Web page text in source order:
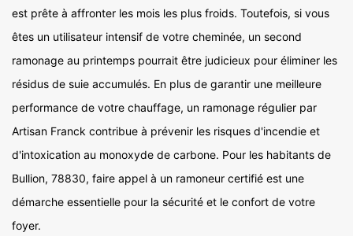
est prête à affronter les mois les plus froids. Toutefois, si vous
êtes un utilisateur intensif de votre cheminée, un second
ramonage au printemps pourrait être judicieux pour éliminer les
résidus de suie accumulés. En plus de garantir une meilleure
performance de votre chauffage, un ramonage régulier par
Artisan Franck contribue à prévenir les risques d'incendie et
d'intoxication au monoxyde de carbone. Pour les habitants de
Bullion, 78830, faire appel à un ramoneur certifié est une
démarche essentielle pour la sécurité et le confort de votre
foyer.